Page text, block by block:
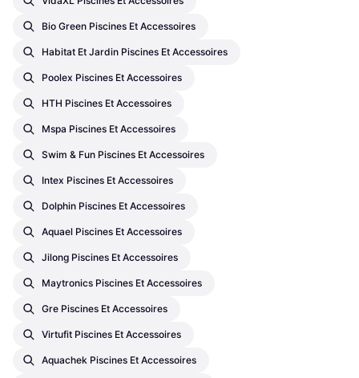
Bio Green Piscines Et Accessoires
Habitat Et Jardin Piscines Et Accessoires
Poolex Piscines Et Accessoires
HTH Piscines Et Accessoires
Mspa Piscines Et Accessoires
Swim & Fun Piscines Et Accessoires
Intex Piscines Et Accessoires
Dolphin Piscines Et Accessoires
Aquael Piscines Et Accessoires
Jilong Piscines Et Accessoires
Maytronics Piscines Et Accessoires
Gre Piscines Et Accessoires
Virtufit Piscines Et Accessoires
Aquachek Piscines Et Accessoires